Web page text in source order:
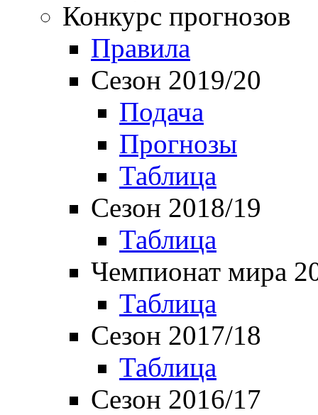
Конкурс прогнозов
Правила
Сезон 2019/20
Подача
Прогнозы
Таблица
Сезон 2018/19
Таблица
Чемпионат мира
Таблица
Сезон 2017/18
Таблица
Сезон 2016/17